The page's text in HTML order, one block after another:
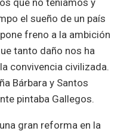
que no teníamos y
el sueño de un país
freno a la ambición
tanto daño nos ha
convivencia civilizada.
Bárbara y Santos
pintaba Gallegos.
gran reforma en la